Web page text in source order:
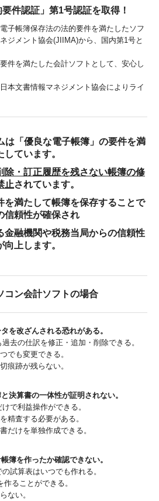
要件認証」第1号認証を取得！
子帳簿保存法の法的要件を満たしたソフ
ジメント協会(JIIMA)から、国内第1号と
件を満たした会計ソフトとして、安心し
本文書情報マネジメント協会によりライ
は「優良な電子帳簿」の要件を満
しています。
除・訂正履歴を残さない帳簿の修
止されています。
を満たして帳簿を保存することで
信頼性が確保され
金融機関や税務当局からの信頼性
向上します。
コン会計ソフトの場合
を改ざんされる恐れがある。
去の仕訳を修正・追加・削除できる。
でも変更できる。
痕跡が残らない。
決算書の一体性が証明されない。
で利益操作ができる。
精査する必要がある。
だけを単独作成できる。
簿を作ったか確認できない。
試算表はいつでも作れる。
ることができる。
ない。